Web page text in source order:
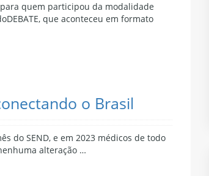
quem participou da modalidade
que aconteceu em formato
o Brasil
do SEND, e em 2023 médicos de todo
alteração …